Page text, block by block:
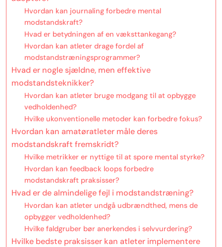
Hvordan kan journaling forbedre mental
modstandskraft?
Hvad er betydningen af en væksttankegang?
Hvordan kan atleter drage fordel af
modstandstræningsprogrammer?
Hvad er nogle sjældne, men effektive
modstandsteknikker?
Hvordan kan atleter bruge modgang til at opbygge
vedholdenhed?
Hvilke ukonventionelle metoder kan forbedre fokus?
Hvordan kan amatøratleter måle deres
modstandskraft fremskridt?
Hvilke metrikker er nyttige til at spore mental styrke?
Hvordan kan feedback loops forbedre
modstandskraft praksisser?
Hvad er de almindelige fejl i modstandstræning?
Hvordan kan atleter undgå udbrændthed, mens de
opbygger vedholdenhed?
Hvilke faldgruber bør anerkendes i selvvurdering?
Hvilke bedste praksisser kan atleter implementere